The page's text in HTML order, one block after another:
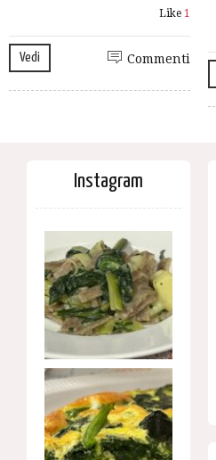
Like 1
Vedi Commenti
Instagram